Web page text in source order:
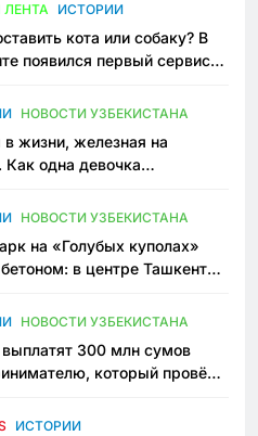
ЛЕНТА ИСТОРИИ
кота или собаку? В
появился первый сервис
НОВОСТИ УЗБЕКИСТАНА
в жизни, железная на
Как одна девочка
НОВОСТИ УЗБЕКИСТАНА
на «Голубых куполах»
в центре Ташкента
НОВОСТИ УЗБЕКИСТАНА
выплатят 300 млн сумов
который провёл
ИСТОРИИ